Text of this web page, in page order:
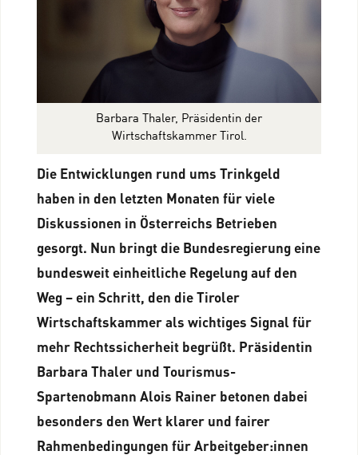
Barbara Thaler, Präsidentin der
Wirtschaftskammer Tirol.
Die Entwicklungen rund ums Trinkgeld
haben in den letzten Monaten für viele
Diskussionen in Österreichs Betrieben
gesorgt. Nun bringt die Bundesregierung eine
bundesweit einheitliche Regelung auf den
Weg – ein Schritt, den die Tiroler
Wirtschaftskammer als wichtiges Signal für
mehr Rechtssicherheit begrüßt. Präsidentin
Barbara Thaler und Tourismus-
Spartenobmann Alois Rainer betonen dabei
besonders den Wert klarer und fairer
Rahmenbedingungen für Arbeitgeber:innen